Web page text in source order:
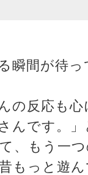
瞬間が待っ
の反応も
んです。
、もう一
もっと遊